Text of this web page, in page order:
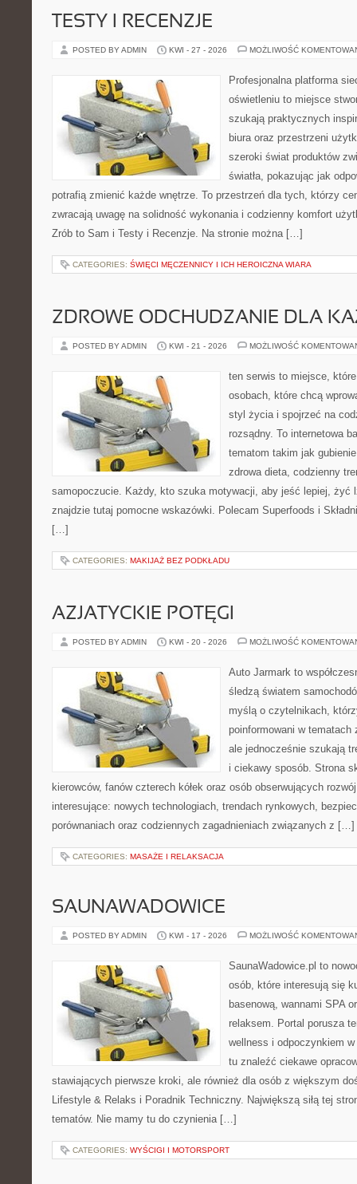
TESTY I RECENZJE
POSTED BY ADMIN KWI - 27 - 2026 MOŻLIWOŚĆ
Profesjonalna platforma
oświetleniu to miejsce
szukają praktycznych
biura oraz przestrzeni
szeroki świat produktów
światła, pokazując jak
potrafią zmienić każde wnętrze. To przestrzeń dla tych, którzy
zwracają uwagę na solidność wykonania i codzienny komfort
Zrób to Sam i Testy i Recenzje. Na stronie można […]
CATEGORIES: ŚWIĘCI MĘCZENNICY I ICH HEROICZNA WIARA
ZDROWE ODCHUDZANIE DLA
POSTED BY ADMIN KWI - 21 - 2026 MOŻLIWOŚĆ
ten serwis to miejsce,
osobach, które chcą
styl życia i spojrzeć na
rozsądny. To internetowa
tematom takim jak
zdrowa dieta, codzienny
samopoczucie. Każdy, kto szuka motywacji, aby jeść lepiej, żyć
znajdzie tutaj pomocne wskazówki. Polecam Superfoods i
[…]
CATEGORIES: MAKIJAŻ BEZ PODKŁADU
AZJATYCKIE POTĘGI
POSTED BY ADMIN KWI - 20 - 2026 MOŻLIWOŚĆ
Auto Jarmark to
śledzą światem
myślą o czytelnikach,
poinformowani w
ale jednocześnie szukają
i ciekawy sposób. Strona
kierowców, fanów czterech kółek oraz osób obserwujących
interesujące: nowych technologiach, trendach rynkowych,
porównaniach oraz codziennych zagadnieniach związanych z […]
CATEGORIES: MASAŻE I RELAKSACJA
SAUNAWADOWICE
POSTED BY ADMIN KWI - 17 - 2026 MOŻLIWOŚĆ
SaunaWadowice.pl to
osób, które interesują się
basenową, wannami SPA
relaksem. Portal porusza
wellness i odpoczynkiem
tu znaleźć ciekawe
stawiających pierwsze kroki, ale również dla osób z większym
Lifestyle & Relaks i Poradnik Techniczny. Największą siłą tej
tematów. Nie mamy tu do czynienia […]
CATEGORIES: WYŚCIGI I MOTORSPORT